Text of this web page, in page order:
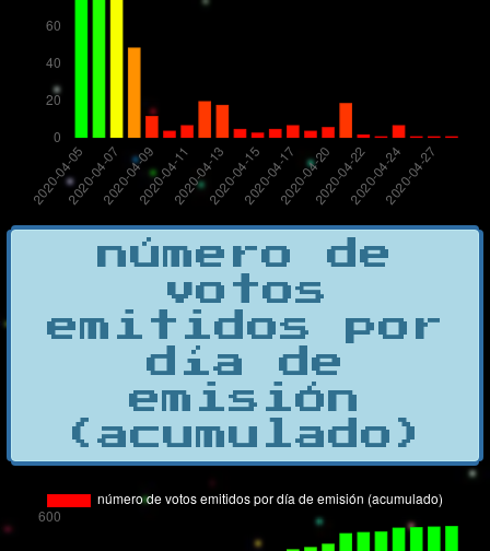
número de
votos
emitidos por
día de
emisión
(acumulado)